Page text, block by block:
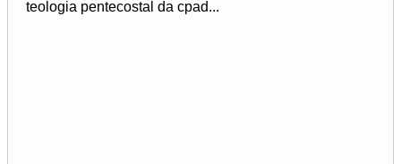
teologia pentecostal da cpad...